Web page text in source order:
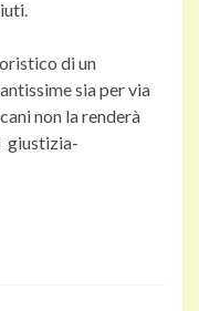
di un
sia per via
non la renderà
giustizia-